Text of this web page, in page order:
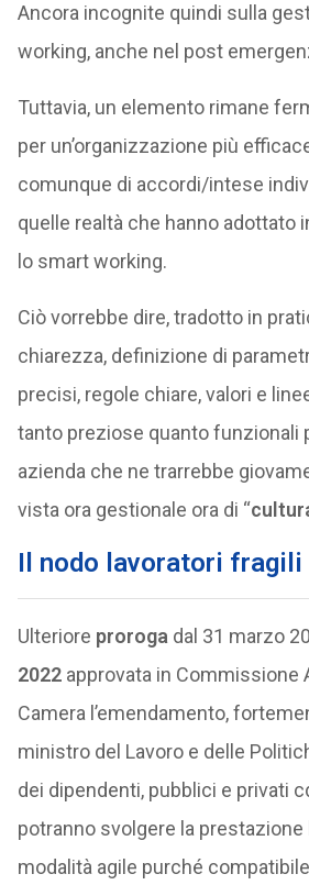
Ancora incognite quindi sulla
working, anche nel post
Tuttavia, un elemento rimane
per un’organizzazione più
comunque di accordi/intese
quelle realtà che hanno adottato
lo smart working.
Ciò vorrebbe dire, tradotto in
chiarezza, definizione di
precisi, regole chiare, valori e
tanto preziose quanto funzionali
azienda che ne trarrebbe
vista ora gestionale ora di “
Il nodo lavoratori fragili
Ulteriore proroga dal 31 marzo
2022approvata in Commissione
Camera l’emendamento,
ministro del Lavoro e delle
dei dipendenti, pubblici e privati
potranno svolgere la prestazione
modalità agile purché